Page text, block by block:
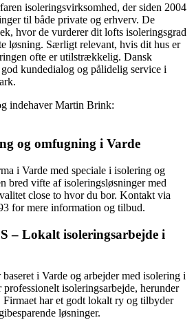
isoleringsvirksomhed, der siden 2004
til både private og erhverv. De
hvor de vurderer dit lofts isoleringsgrad
løsning. Særligt relevant, hvis dit hus er
ofte er utilstrækkelig. Dansk
kundedialog og pålidelig service i
indehaver Martin Brink:
og omfugning i Varde
i Varde med speciale i isolering og
bred vifte af isoleringsløsninger med
close to hvor du bor. Kontakt via
for mere information og tilbud.
– Lokalt isoleringsarbejde i
baseret i Varde og arbejder med isolering i
isoleringsarbejde, herunder
har et godt lokalt ry og tilbyder
løsninger.